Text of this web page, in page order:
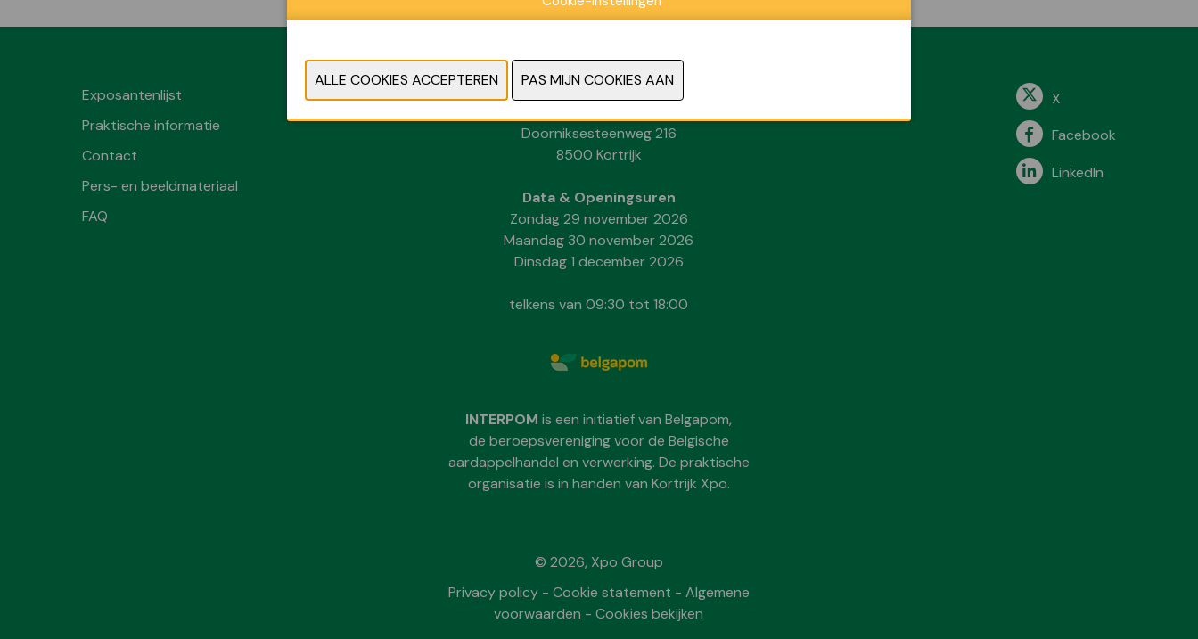
Exposantenlijst
Praktische informatie
Contact
Pers- en beeldmateriaal
FAQ
Locatie
Doorniksesteenweg 216
8500 Kortrijk
Data & Openingsuren
Zondag 29 november 2026
Maandag 30 november 2026
Dinsdag 1 december 2026
telkens van 09:30 tot 18:00
INTERPOMis een initiatief van Belgapom,
de beroepsvereniging voor de Belgische
aardappelhandel en verwerking. De praktische
organisatie is in handen van Kortrijk Xpo.
X
Facebook
LinkedIn
© 2026, Xpo Group
Privacy policy- Cookie statement - Algemene
voorwaarden -Cookies bekijken